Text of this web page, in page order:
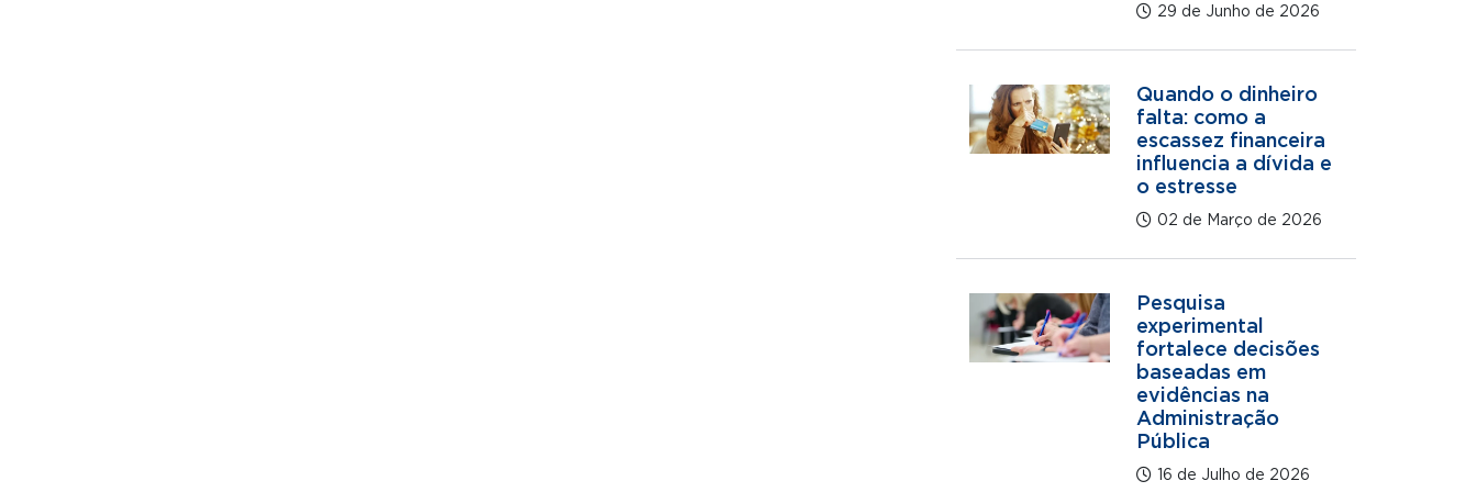
29 de Junho de 2026
Quando o dinheiro
falta: como a
escassez financeira
influencia a dívida e
o estresse
02 de Março de 2026
Pesquisa
experimental
fortalece decisões
baseadas em
evidências na
Administração
Pública
16 de Julho de 2026